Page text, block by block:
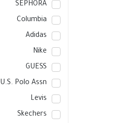
SEPHORA
Columbia
Adidas
Nike
GUESS
U.S. Polo Assn
Levis
Skechers